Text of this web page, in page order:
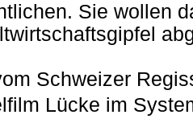
Sie wollen
Schweizer
Lücke im